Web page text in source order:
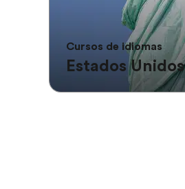
Cursos de idiomas
Estados Unidos